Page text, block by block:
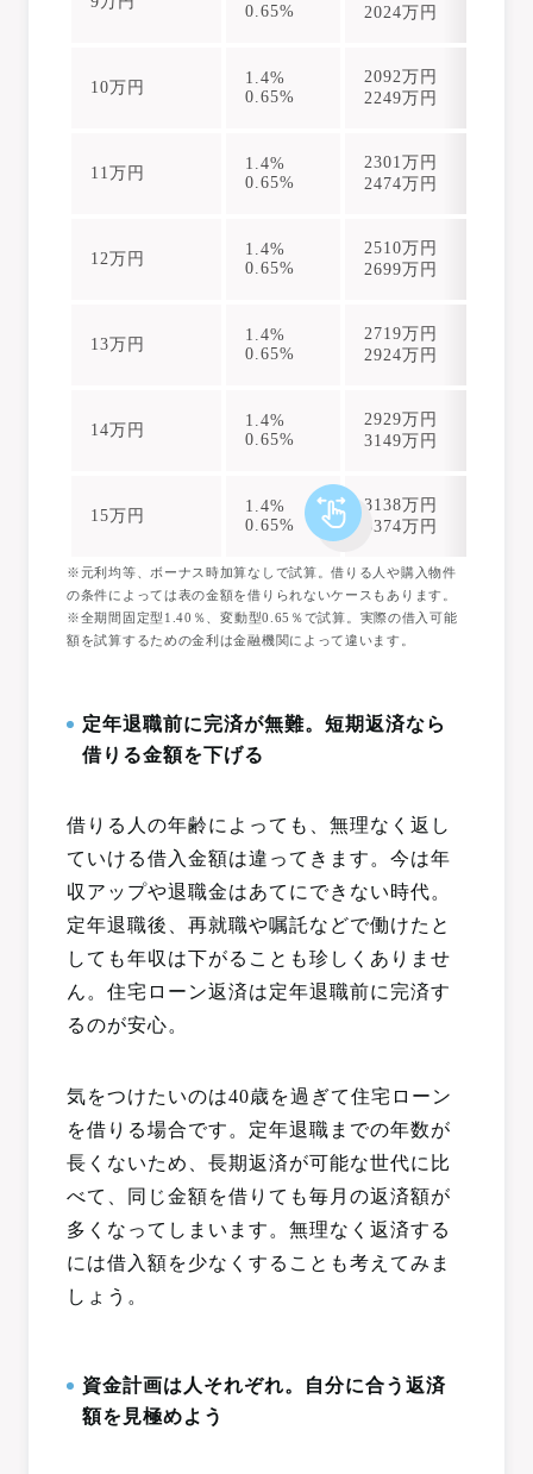
0.65%
2024万円
10万円
1.4%
0.65%
2092万円
2249万円
11万円
1.4%
0.65%
2301万円
2474万円
12万円
1.4%
0.65%
2510万円
2699万円
13万円
1.4%
0.65%
2719万円
2924万円
14万円
1.4%
0.65%
2929万円
3149万円
15万円
1.4%
0.65%
3138万円
3374万円
※元利均等、ボーナス時加算なしで試算。借りる人や購入物件
の条件によっては表の金額を借りられないケースもあります。
※全期間固定型1.40％、変動型0.65％で試算。実際の借入可能
額を試算するための金利は金融機関によって違います。
定年退職前に完済が無難。短期返済なら
借りる金額を下げる
借りる人の年齢によっても、無理なく返し
ていける借入金額は違ってきます。今は年
収アップや退職金はあてにできない時代。
定年退職後、再就職や嘱託などで働けたと
しても年収は下がることも珍しくありませ
ん。住宅ローン返済は定年退職前に完済す
るのが安心。
気をつけたいのは40歳を過ぎて住宅ローン
を借りる場合です。定年退職までの年数が
長くないため、長期返済が可能な世代に比
べて、同じ金額を借りても毎月の返済額が
多くなってしまいます。無理なく返済する
には借入額を少なくすることも考えてみま
しょう。
資金計画は人それぞれ。自分に合う返済
額を見極めよう